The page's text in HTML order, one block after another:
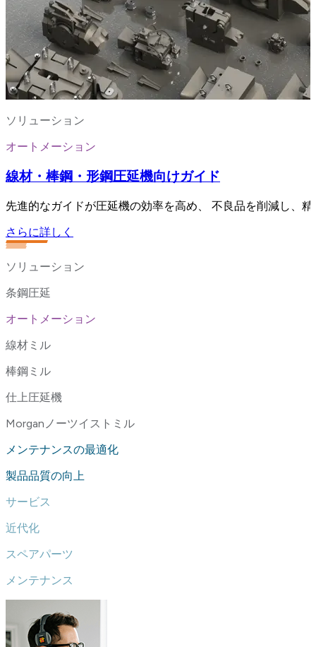
ソリューション
オートメーション
線材・棒鋼・形鋼圧延機向けガイド
先進的なガイドが圧延機の効率を高め、 不良品を削減し、
さらに詳しく
ソリューション
条鋼圧延
オートメーション
線材ミル
棒鋼ミル
仕上圧延機
Morganノーツイストミル
メンテナンスの最適化
製品品質の向上
サービス
近代化
スペアパーツ
メンテナンス